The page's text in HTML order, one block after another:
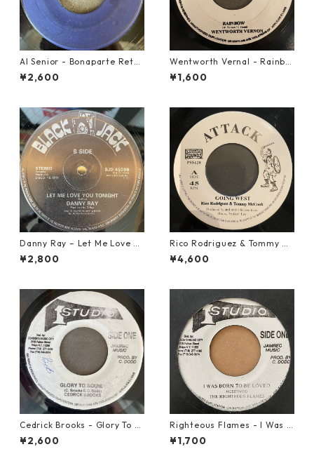
Al Senior - Bonaparte Retre
at【7-21861】
¥2,600
Wentworth Vernal - Rainbo
w【7-21940】
¥1,600
Danny Ray – Let Me Love Yo
u Tonight【12-30001】
¥2,800
Rico Rodriguez & Tommy Mc
Cook - Going West【7-2198
3】
¥4,600
Cedrick Brooks - Glory To S
ounds【7-21786】
¥2,600
Righteous Flames - I Was B
orn To Be Loved【7-21191】
¥1,700